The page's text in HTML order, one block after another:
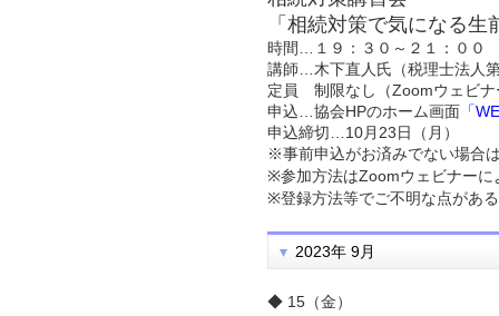
「相続対策で気になる
時間…１９：３０～２１：００
講師…木下直人氏（税理士法人
定員 制限なし（Zoomウェビ
申込…協会HPのホーム画面 「
申込締切…10月23日（月）
※事前申込がお済みでない場合
※参加方法はZoomウェビナーに
※登録方法等でご不明な点があ
2023年 9月
◆ 15（金）